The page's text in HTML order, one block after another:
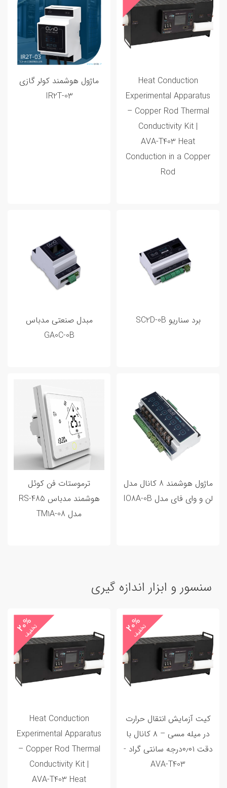
Heat Conduction
Experimental Apparatus
– Copper Rod Thermal
Conductivity Kit |
AVA‑T403 Heat
Conduction in a Copper
Rod
ماژول هوشمند کولر گازی
IR2T-03
برد سناریو SC2D-0B
مبدل صنعتی مدباس
GA0C-0B
ماژول هوشمند 8 کانال مدل
لن و وای فای مدل IO8A-0B
ترموستات فن کوئل
هوشمند مدباس RS-485
مدل TM1A-08
سنسور و ابزار اندازه گیری
20%
کیت آزمایش انتقال حرارت
در میله مسی – ۸ کانال با
دقت ۰٫۰۱درجه سانتی گراد -
AVA‑T403
20%
Heat Conduction
Experimental Apparatus
– Copper Rod Thermal
Conductivity Kit |
AVA‑T403 Heat